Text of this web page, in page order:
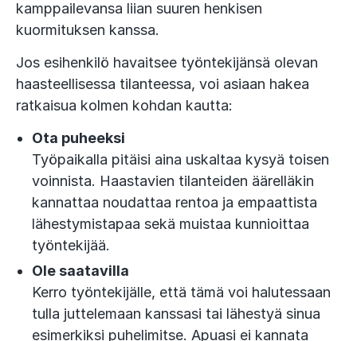
kamppailevansa liian suuren henkisen
kuormituksen kanssa.
Jos esihenkilö havaitsee työntekijänsä olevan
haasteellisessa tilanteessa, voi asiaan hakea
ratkaisua kolmen kohdan kautta:
Ota puheeksi
Työpaikalla pitäisi aina uskaltaa kysyä toisen
voinnista. Haastavien tilanteiden äärelläkin
kannattaa noudattaa rentoa ja empaattista
lähestymistapaa sekä muistaa kunnioittaa
työntekijää.
Ole saatavilla
Kerro työntekijälle, että tämä voi halutessaan
tulla juttelemaan kanssasi tai lähestyä sinua
esimerkiksi puhelimitse. Apuasi ei kannata